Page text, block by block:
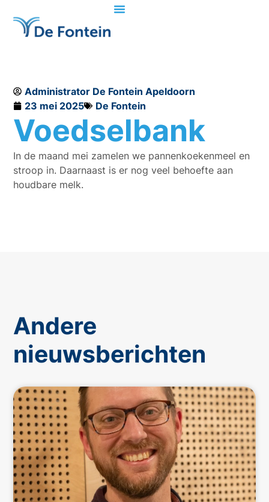
Administrator De Fontein Apeldoorn
23 mei 2025
De Fontein
Voedselbank
In de maand mei zamelen we pannenkoekenmeel en
stroop in. Daarnaast is er nog veel behoefte aan
houdbare melk.
Andere
nieuwsberichten